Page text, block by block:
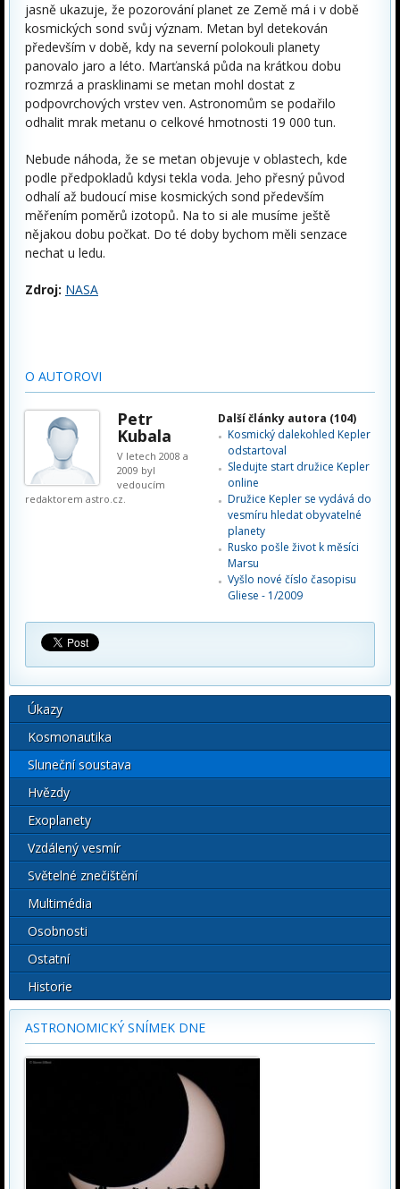
jasně ukazuje, že pozorování planet ze Země má i v době
kosmických sond svůj význam. Metan byl detekován
především v době, kdy na severní polokouli planety
panovalo jaro a léto. Marťanská půda na krátkou dobu
rozmrzá a prasklinami se metan mohl dostat z
podpovrchových vrstev ven. Astronomům se podařilo
odhalit mrak metanu o celkové hmotnosti 19 000 tun.
Nebude náhoda, že se metan objevuje v oblastech, kde
podle předpokladů kdysi tekla voda. Jeho přesný původ
odhalí až budoucí mise kosmických sond především
měřením poměrů izotopů. Na to si ale musíme ještě
nějakou dobu počkat. Do té doby bychom měli senzace
nechat u ledu.
Zdroj: NASA
O AUTOROVI
Petr
Kubala
V letech 2008 a
2009 byl
vedoucím
redaktorem astro.cz.
Další články autora (104)
Kosmický dalekohled Kepler
odstartoval
Sledujte start družice Kepler
online
Družice Kepler se vydává do
vesmíru hledat obyvatelné
planety
Rusko pošle život k měsíci
Marsu
Vyšlo nové číslo časopisu
Gliese - 1/2009
Úkazy
Kosmonautika
Sluneční soustava
Hvězdy
Exoplanety
Vzdálený vesmír
Světelné znečištění
Multimédia
Osobnosti
Ostatní
Historie
ASTRONOMICKÝ SNÍMEK DNE